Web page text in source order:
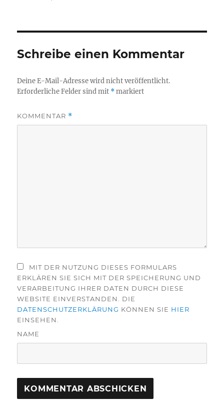
Schreibe einen Kommentar
Deine E-Mail-Adresse wird nicht veröffentlicht.
Erforderliche Felder sind mit *markiert
KOMMENTAR *
MIT DER NUTZUNG DIESES FORMULARS
ERKLÄREN SIE SICH MIT DER SPEICHERUNG UND
VERARBEITUNG IHRER DATEN DURCH DIESE
WEBSITE EINVERSTANDEN. DIE
DATENSCHUTZERKLÄRUNG KÖNNEN SIE HIER
EINSEHEN.
NAME